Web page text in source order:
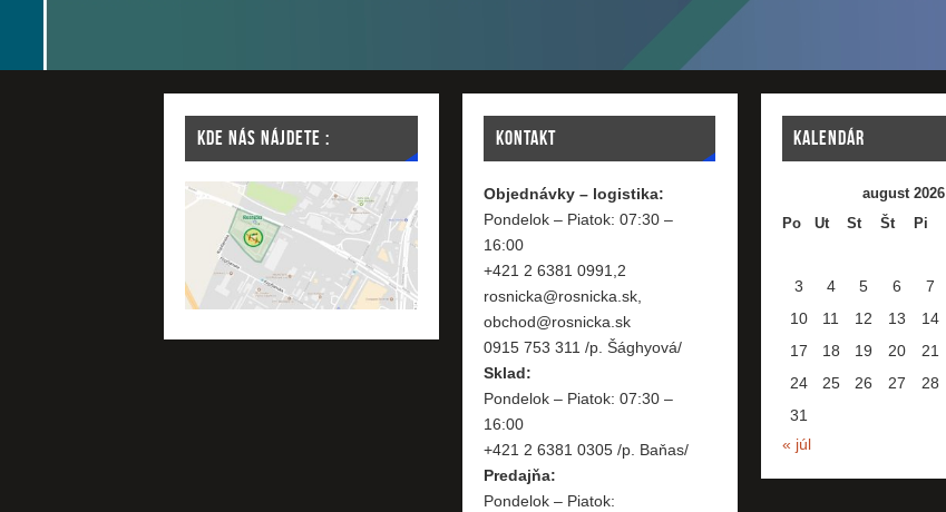
KDE NÁS NÁJDETE : KONTAKT
Objednávky – logistika:
Pondelok – Piatok: 07:30 –
16:00
+421 2 6381 0991,2
rosnicka@rosnicka.sk,
obchod@rosnicka.sk
0915 753 311 /p. Šághyová/
Sklad:
Pondelok – Piatok: 07:30 –
16:00
+421 2 6381 0305 /p. Baňas/
Predajňa:
Pondelok – Piatok:
KALENDÁR
august 2026
Po
Ut St Št Pi
3
4 5 6 7
10
11 12 13 14
17
18 19 20 21
24
25 26 27 28
31
« júl